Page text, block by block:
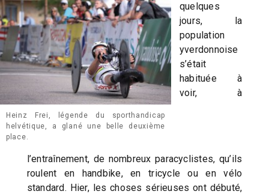
Heinz Frei, légende du sporthandicap
helvétique, a glané une belle deuxième
place.
quelques
jours, la
population
yverdonnoise
s’était
habituée à
voir, à
l’entraînement, de nombreux paracyclistes, qu’ils
roulent en handbike, en tricycle ou en vélo
standard. Hier, les choses sérieuses ont débuté,